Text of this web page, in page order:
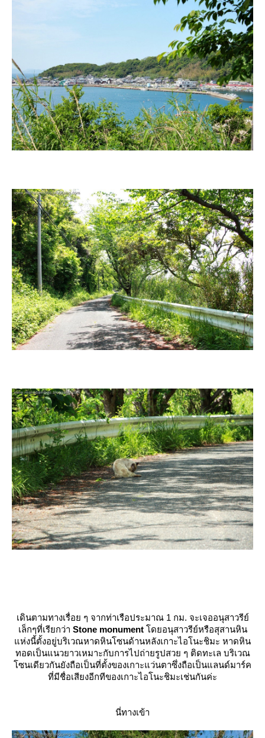
เดินตามทางเรื่อย ๆ จากท่าเรือประมาณ 1 กม. จะเจออนุสาวรีย์
เล็กๆที่เรียกว่า Stone monument​ ดยอนุสาวรีย์หรือสุสานหิน
ห่งนี้ตั้งอยู่บริเวณหาดหินโซนด้านหลังเกาะไอโนะชิมะ หาดหิน
ทอดเป็นแนวยาวเหมาะกับการไปถ่ายรูปสวย ๆ ติดทะเล บริเวณ
ซนเดียวกันยังถือเป็นที่ตั้งของเกาะแว่นตาซึ่งถือเป็นแลนด์มาร์ค
ที่มีชื่อเสียงอีกทีของเกาะไอโนะชิมะเช่นกันค่ะ
นี่ทางเข้า